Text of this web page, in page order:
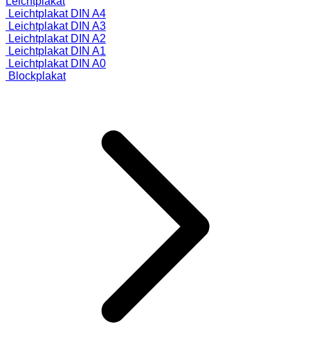
Leichtplakat DIN A4
Leichtplakat DIN A3
Leichtplakat DIN A2
Leichtplakat DIN A1
Leichtplakat DIN A0
Blockplakat